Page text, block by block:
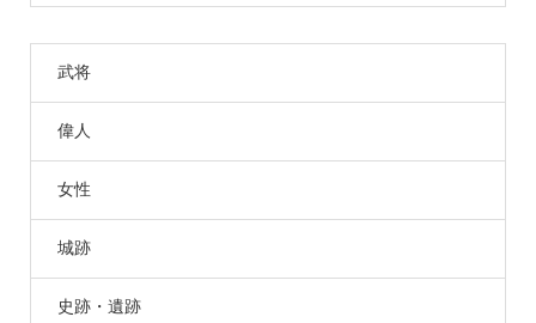
武将
偉人
女性
城跡
史跡・遺跡